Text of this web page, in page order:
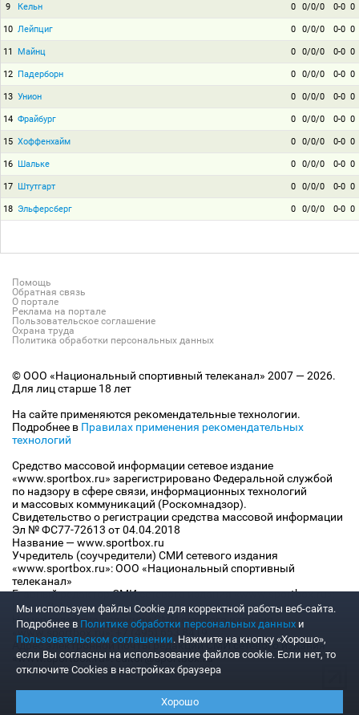
9 Кельн 0 0/0/0 0-0 0
10 Лейпциг 0 0/0/0 0-0 0
11 Майнц 0 0/0/0 0-0 0
12 Падерборн 0 0/0/0 0-0 0
13 Унион 0 0/0/0 0-0 0
14 Фрайбург 0 0/0/0 0-0 0
15 Хоффенхайм 0 0/0/0 0-0 0
16 Шальке 0 0/0/0 0-0 0
17 Штутгарт 0 0/0/0 0-0 0
18 Эльферсберг 0 0/0/0 0-0 0
Помощь
Обратная связь
О портале
Реклама на портале
Пользовательское соглашение
Охрана труда
Политика обработки персональных данных
© ООО «Национальный спортивный телеканал» 2007 — 2026.
Для лиц старше 18 лет
На сайте применяются рекомендательные технологии.
Подробнее в Правилах применения рекомендательных
технологий
Средство массовой информации сетевое издание
«www.sportbox.ru» зарегистрировано Федеральной службой
по надзору в сфере связи, информационных технологий
и массовых коммуникаций (Роскомнадзор).
Свидетельство о регистрации средства массовой информации
Эл № ФС77-72613 от 04.04.2018
Название — www.sportbox.ru
Учредитель (соучредители) СМИ сетевого издания
«www.sportbox.ru»: ООО «Национальный спортивный
телеканал»
Главный редактор СМИ сетевого издания «www.sportbox.ru»:
Конов В.А.
Номер телефона редакции СМИ сетевого издания
«www.sportbox.ru»: +7 (495) 653 8419
Адрес электронной почты редакции СМИ сетевого издания
«www.sportbox.ru»: editor@sportbox.ru
Мы используем файлы Сookie для корректной работы веб-сайта.
Подробнее в Политике обработки персональных данных и
Пользовательском соглашении. Нажмите на кнопку «Хорошо»,
если Вы согласны на использование файлов cookie. Если нет, то
отключите Cookies в настройках браузера
Хорошо